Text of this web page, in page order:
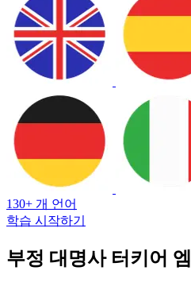
130+ 개 언어
학습 시작하기
부정 대명사 터키어 엠